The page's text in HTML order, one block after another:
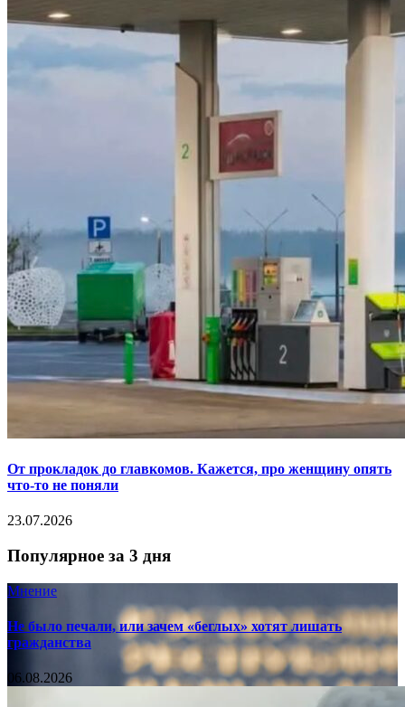
От прокладок до главкомов. Кажется, про женщину опять
что-то не поняли
23.07.2026
Популярное за 3 дня
Мнение
Не было печали, или зачем «беглых» хотят лишать
гражданства
06.08.2026